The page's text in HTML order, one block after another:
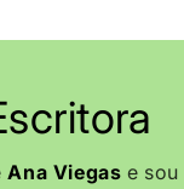
Ana Viegase sou